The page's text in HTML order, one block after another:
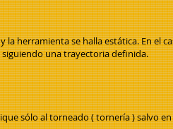
la herramienta se halla estática. En
una trayectoria definida.
sólo al torneado ( tornería ) salvo